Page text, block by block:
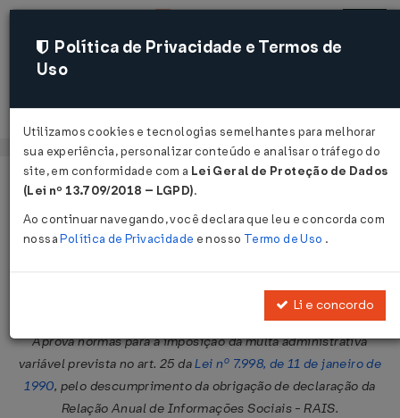
Acessar
Página Inicial Legislações
Portaria MTE Nº 14 DE 10/02/2006
Publicado no DOU em 13 fev 2006
Aprova normas para a imposição da multa administrativa
variável prevista no art. 25 daLei nº 7.998, de 11 de janeiro de
1990, pelo descumprimento da obrigação de declaração da
Relação Anual de Informações Sociais - RAIS.
Política de Privacidade e Termos de
Uso
Utilizamos cookies e tecnologias semelhantes para melhorar
sua experiência, personalizar conteúdo e analisar o tráfego do
site, em conformidade com a Lei Geral de Proteção de Dados
(Lei nº 13.709/2018 – LGPD).
Ao continuar navegando, você declara que leu e concorda com
nossaPolítica de Privacidade e nosso Termo de Uso .
Li e concordo